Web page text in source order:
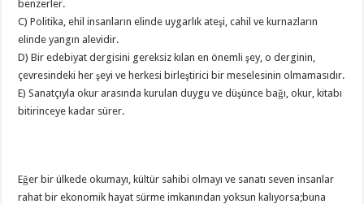
benzerler.
C) Politika, ehil insanların elinde uygarlık ateşi, cahil ve kurnazların
elinde yangın alevidir.
D) Bir edebiyat dergisini gereksiz kılan en önemli şey, o derginin,
çevresindeki her şeyi ve herkesi birleştirici bir meselesinin olmamasıdır.
E) Sanatçıyla okur arasında kurulan duygu ve düşünce bağı, okur, kitabı
bitirinceye kadar sürer.
Eğer bir ülkede okumayı, kültür sahibi olmayı ve sanatı seven insanlar
rahat bir ekonomik hayat sürme imkanından yoksun kalıyorsa;buna